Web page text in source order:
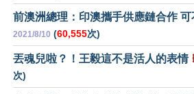
前澳洲總理：印澳攜手供應鏈合作 可
2021/8/10 (60,555次)
丟魂兒啦？！王毅這不是活人的表情
次)